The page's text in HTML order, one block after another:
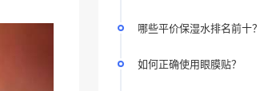
哪些平价保湿水排名前十？
如何正确使用眼膜贴？